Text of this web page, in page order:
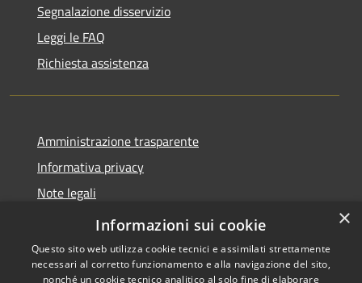
Segnalazione disservizio
Leggi le FAQ
Richiesta assistenza
Amministrazione trasparente
Informativa privacy
Note legali
Dichiarazione di accessibilità
×
Informazioni sui cookie
Questo sito web utilizza cookie tecnici e assimilati strettamente
necessari al corretto funzionamento e alla navigazione del sito,
nonché un cookie tecnico analitico al solo fine di elaborare